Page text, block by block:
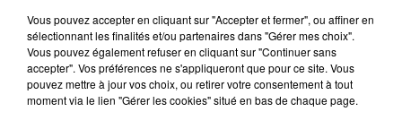
6 août 2026
Karol G dévoile la tracklist de son nouvel
album… avec des invités...
Vous pouvez accepter en cliquant sur "Accepter et fermer", ou affiner en
sélectionnant les finalités et/ou partenaires dans "Gérer mes choix".
Vous pouvez également refuser en cliquant sur "Continuer sans
accepter". Vos préférences ne s'appliqueront que pour ce site. Vous
pouvez mettre à jour vos choix, ou retirer votre consentement à tout
moment via le lien "Gérer les cookies" situé en bas de chaque page.